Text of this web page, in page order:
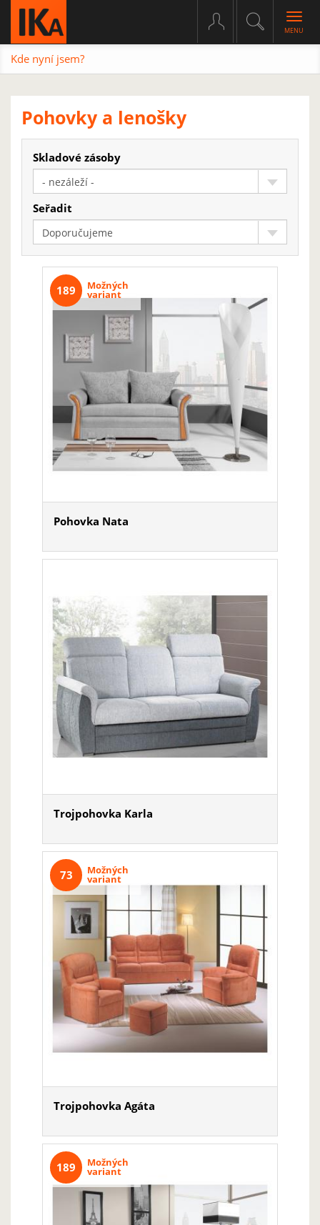
Kde nyní jsem?
Pohovky a lenošky
Skladové zásoby
- nezáleží -
Seřadit
Doporučujeme
Možných
variant
189
Pohovka Nata
Trojpohovka Karla
Možných
variant
73
Trojpohovka Agáta
Možných
variant
189